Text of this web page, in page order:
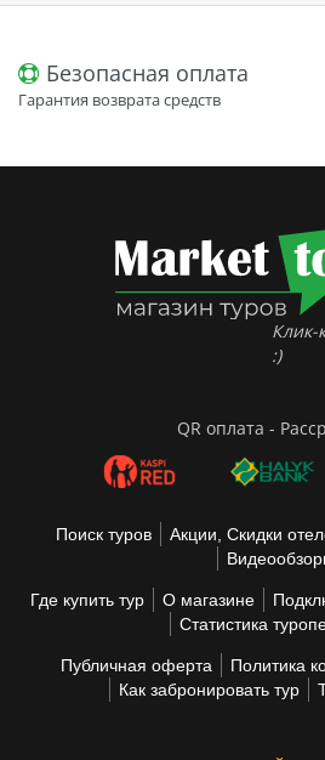
Безопасная оплата
Гарантия возврата средств
Клик-
:)
QR оплата -
Поиск туров Акции, Скидки
Где купить тур О магазине
Статистика
Публичная оферта
Политика
Как забронировать тур